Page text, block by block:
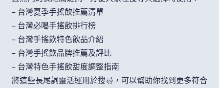
– 台灣夏季手搖飲推薦清單
– 台灣必喝手搖飲排行榜
– 台灣手搖飲特色飲品介紹
– 台灣手搖飲品牌推薦及評比
– 台灣特色手搖飲甜度調整指南
將這些長尾詞靈活運用於搜尋，可以幫助你找到更多符合